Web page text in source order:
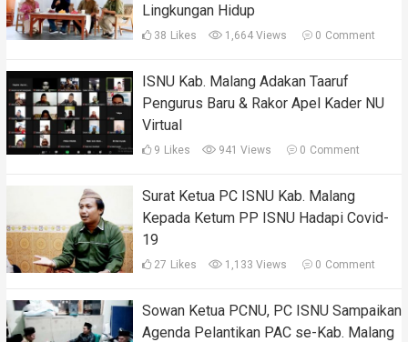
Lingkungan Hidup
38 Likes 1,664 Views 0 Comment
ISNU Kab. Malang Adakan Taaruf
Pengurus Baru & Rakor Apel Kader NU
Virtual
9 Likes 941 Views 0 Comment
Surat Ketua PC ISNU Kab. Malang
Kepada Ketum PP ISNU Hadapi Covid-
19
27 Likes 1,133 Views 0 Comment
Sowan Ketua PCNU, PC ISNU Sampaikan
Agenda Pelantikan PAC se-Kab. Malang